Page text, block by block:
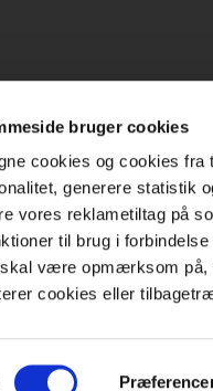
bruger cookies
cookies og cookies
generere statistik
vores reklametiltag på
til brug i
være opmærksom på,
cookies eller